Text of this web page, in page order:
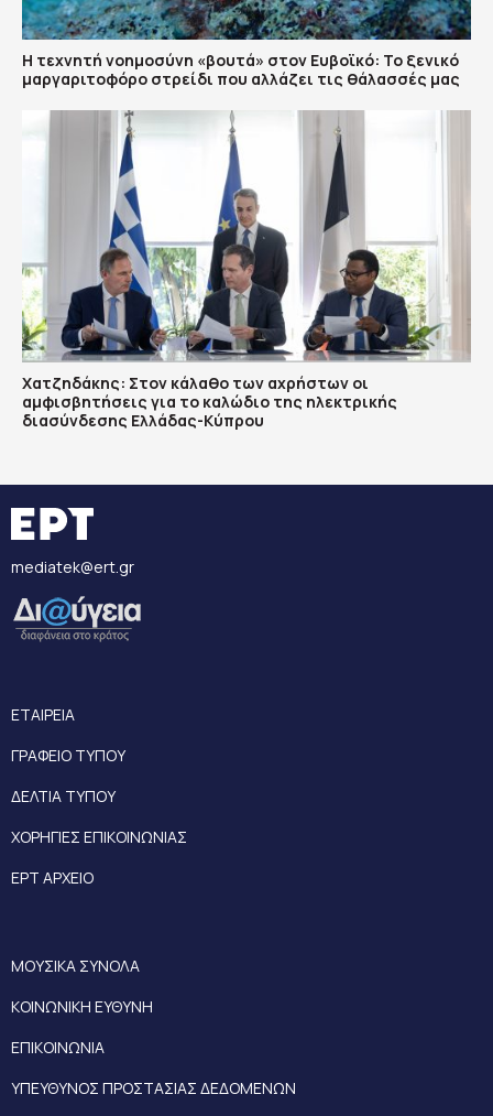
Η τεχνητή νοημοσύνη «βουτά» στον Ευβοϊκό: Το ξενικό
μαργαριτοφόρο στρείδι που αλλάζει τις θάλασσές μας
Χατζηδάκης: Στον κάλαθο των αχρήστων οι
αμφισβητήσεις για το καλώδιο της ηλεκτρικής
διασύνδεσης Ελλάδας-Κύπρου
mediatek@ert.gr
ΕΤΑΙΡΕΙΑ
ΓΡΑΦΕΙΟ ΤΥΠΟΥ
ΔΕΛΤΙΑ ΤΥΠΟΥ
ΧΟΡΗΓΙΕΣ ΕΠΙΚΟΙΝΩΝΙΑΣ
ΕΡΤ ΑΡΧΕΙΟ
ΜΟΥΣΙΚΑ ΣΥΝΟΛΑ
ΚΟΙΝΩΝΙΚΗ ΕΥΘΥΝΗ
ΕΠΙΚΟΙΝΩΝΙΑ
ΥΠΕΥΘΥΝΟΣ ΠΡΟΣΤΑΣΙΑΣ ΔΕΔΟΜΕΝΩΝ